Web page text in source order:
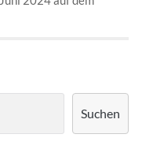
Suchen